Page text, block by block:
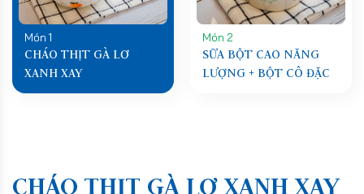
Món 1
CHÁO THỊT GÀ LƠ
XANH XAY
Món 2
SỮA BỘT CAO NĂNG
LƯỢNG + BỘT CÔ ĐẶC
CHÁO THỊT GÀ LƠ XANH XAY